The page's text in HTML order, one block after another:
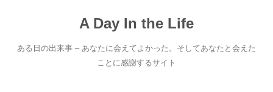
へ
ス
A Day In the Life
ある日の出来事 – あなたに会えてよかった。そしてあなたと会えた
ことに感謝するサイト